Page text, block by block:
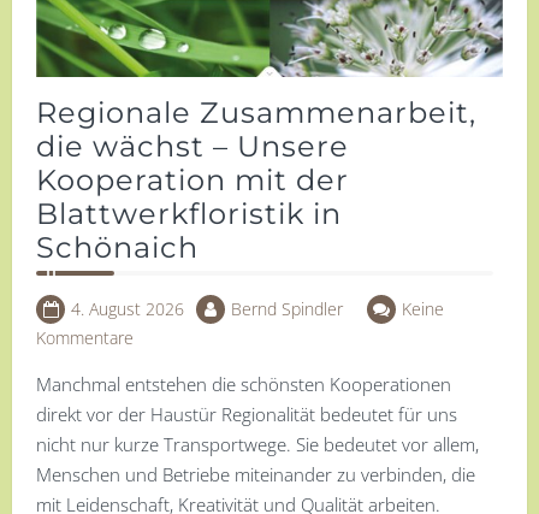
Regionale Zusammenarbeit,
die wächst – Unsere
Kooperation mit der
Blattwerkfloristik in
Schönaich
4. August 2026 Bernd Spindler
Keine
Kommentare
Manchmal entstehen die schönsten Kooperationen
direkt vor der Haustür Regionalität bedeutet für uns
nicht nur kurze Transportwege. Sie bedeutet vor allem,
Menschen und Betriebe miteinander zu verbinden, die
mit Leidenschaft, Kreativität und Qualität arbeiten.